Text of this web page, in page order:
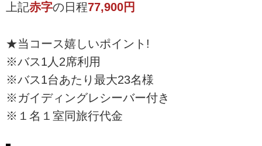
上記赤字の日程77,900円
★当コース嬉しいポイント!
※バス1人2席利用
※バス1台あたり最大23名様
※ガイディングレシーバー付き
※１名１室同旅行代金